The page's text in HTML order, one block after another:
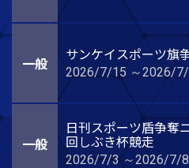
一般 サンケイスポーツ旗
2026/7/15 ～2026/
一般
日刊スポーツ盾争奪
回しぶき杯競走
2026/7/3 ～2026/7/8